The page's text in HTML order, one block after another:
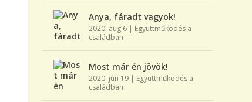
Anya, fáradt vagyok!
2020. aug 6 | Együttműködés a
családban
Most már én jövök!
2020. jún 19 | Együttműködés a
családban